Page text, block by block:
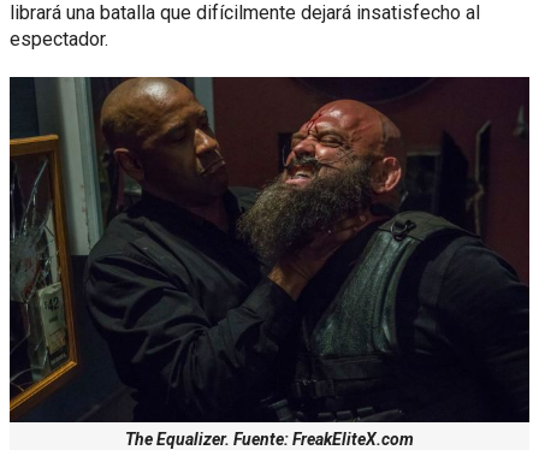
librará una batalla que difícilmente dejará insatisfecho al
espectador.
The Equalizer. Fuente: FreakEliteX.com